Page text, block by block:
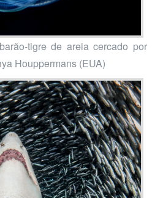
tigre de areia cercado por
Houppermans (EUA)